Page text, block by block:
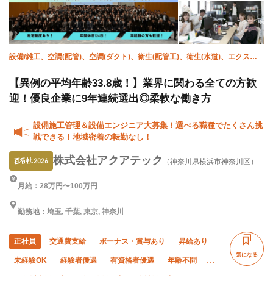
設備/雑工、空調(配管)、空調(ダクト)、衛生(配管工)、衛生(水道)、エクステ
工事)
【異例の平均年齢33.8歳！】業界に関わる全ての方歓
迎！優良企業に9年連続選出◎柔軟な働き方
設備施工管理＆設備エンジニア大募集！選べる職種でたくさん挑
戦できる！地域密着の転勤なし！
株式会社アクアテック （神奈川県横浜市神奈川区）
月給：28万円〜100万円
勤務地：埼玉, 千葉, 東京, 神奈川
正社員 交通費支給 ボーナス・賞与あり 昇給あり
未経験OK 経験者優遇 有資格者優遇 年齢不問
50代以上活躍中 外国人活躍中 女性活躍中
気になる